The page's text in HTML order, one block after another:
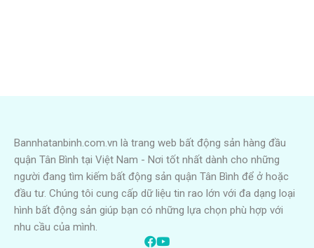
Bannhatanbinh.com.vn là trang web bất động sản hàng đầu
quận Tân Bình tại Việt Nam - Nơi tốt nhất dành cho những
người đang tìm kiếm bất động sản quận Tân Bình để ở hoặc
đầu tư. Chúng tôi cung cấp dữ liệu tin rao lớn với đa dạng loại
hình bất động sản giúp bạn có những lựa chọn phù hợp với
nhu cầu của mình.